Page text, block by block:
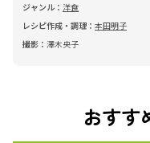
ジャンル： 洋食
レシピ作成・調理： 本田明子
撮影： 澤木央子
おすす